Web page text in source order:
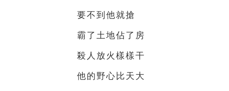
要不到他就搶
霸了土地佔了房
殺人放火樣樣干
他的野心比天大